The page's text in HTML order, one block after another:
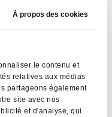
À propos des cookies
le contenu et
relatives aux médias
partageons également
site avec nos
et d'analyse, qui
newsletter